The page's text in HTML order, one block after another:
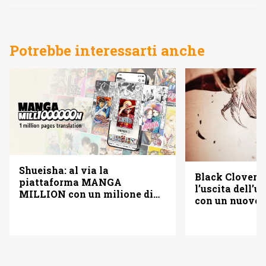
Potrebbe interessarti anche
Shueisha: al via la
piattaforma MANGA
MILLION con un milione di
Black Clover
l’uscita
con un nuovo